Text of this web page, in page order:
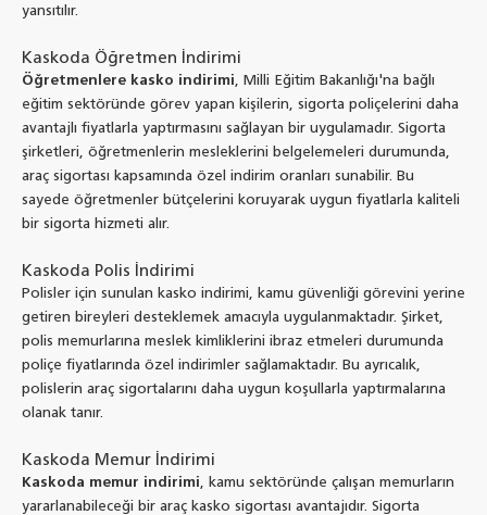
yansıtılır.
Kaskoda Öğretmen İndirimi
Öğretmenlere kasko indirimi, Milli Eğitim Bakanlığı'na bağlı
eğitim sektöründe görev yapan kişilerin, sigorta poliçelerini daha
avantajlı fiyatlarla yaptırmasını sağlayan bir uygulamadır. Sigorta
şirketleri, öğretmenlerin mesleklerini belgelemeleri durumunda,
araç sigortası kapsamında özel indirim oranları sunabilir. Bu
sayede öğretmenler bütçelerini koruyarak uygun fiyatlarla kaliteli
bir sigorta hizmeti alır.
Kaskoda Polis İndirimi
Polisler için sunulan kasko indirimi, kamu güvenliği görevini yerine
getiren bireyleri desteklemek amacıyla uygulanmaktadır. Şirket,
polis memurlarına meslek kimliklerini ibraz etmeleri durumunda
poliçe fiyatlarında özel indirimler sağlamaktadır. Bu ayrıcalık,
polislerin araç sigortalarını daha uygun koşullarla yaptırmalarına
olanak tanır.
Kaskoda Memur İndirimi
Kaskoda memur indirimi, kamu sektöründe çalışan memurların
yararlanabileceği bir araç kasko sigortası avantajıdır. Sigorta